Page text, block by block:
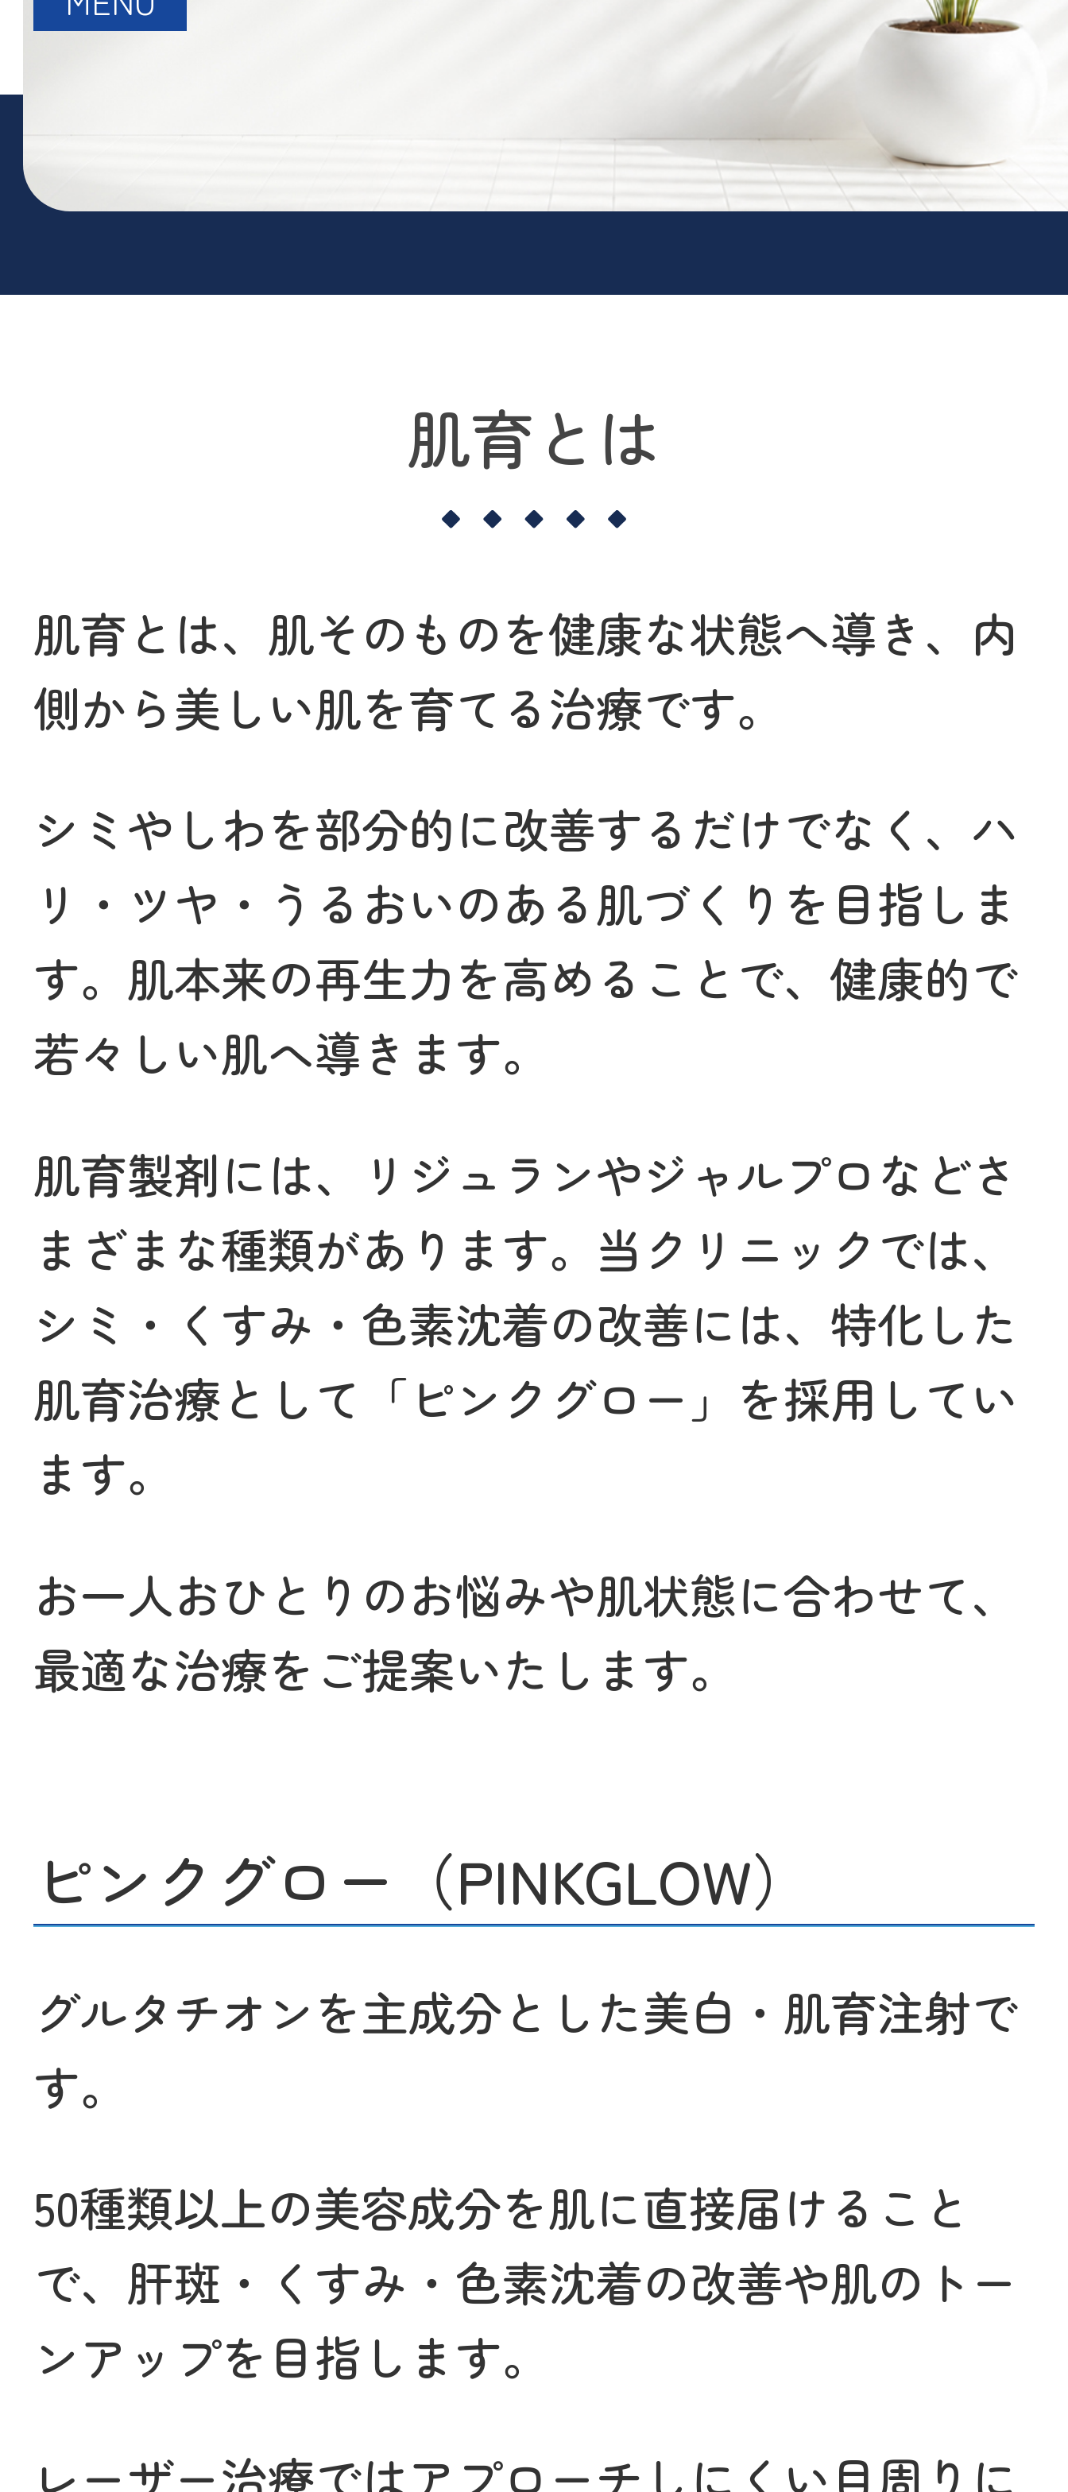
肌育とは
肌育とは、肌そのものを健康な状態へ導き、内
側から美しい肌を育てる治療です。
シミやしわを部分的に改善するだけでなく、ハ
リ・ツヤ・うるおいのある肌づくりを目指しま
す。肌本来の再生力を高めることで、健康的で
若々しい肌へ導きます。
肌育製剤には、リジュランやジャルプロなどさ
まざまな種類があります。当クリニックでは、
シミ・くすみ・色素沈着の改善には、特化した
肌育治療として「ピンクグロー」を採用してい
ます。
お一人おひとりのお悩みや肌状態に合わせて、
最適な治療をご提案いたします。
ピンクグロー（PINKGLOW）
グルタチオンを主成分とした美白・肌育注射で
す。
50種類以上の美容成分を肌に直接届けること
で、肝斑・くすみ・色素沈着の改善や肌のトー
ンアップを目指します。
レーザー治療ではアプローチしにくい目周りに